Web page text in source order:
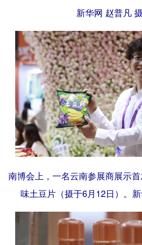
新华网 赵普凡
南博会上，一名云南参展商展示
味土豆片（摄于6月12日）。